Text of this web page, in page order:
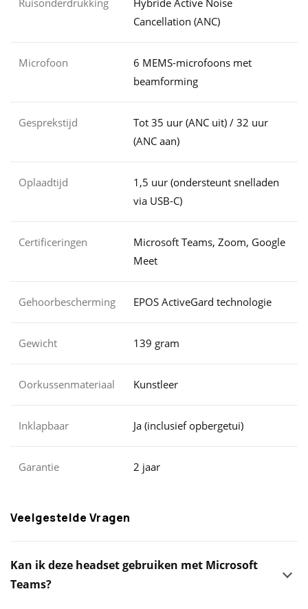
Ruisonderdrukking
Hybride Active Noise
Cancellation (ANC)
Microfoon
6 MEMS-microfoons met
beamforming
Gesprekstijd
Tot 35 uur (ANC uit) / 32 uur
(ANC aan)
Oplaadtijd
1,5 uur (ondersteunt snelladen
via USB-C)
Certificeringen
Microsoft Teams, Zoom, Google
Meet
Gehoorbescherming EPOS ActiveGard technologie
Gewicht 139 gram
Oorkussenmateriaal Kunstleer
Inklapbaar Ja (inclusief opbergetui)
Garantie 2 jaar
Veelgestelde Vragen
Kan ik deze headset gebruiken met Microsoft
Teams?